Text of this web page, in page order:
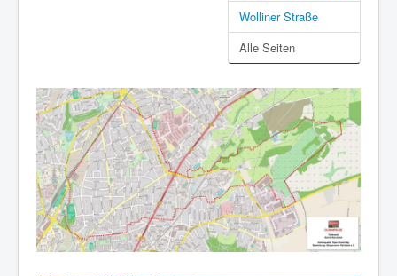
Wolliner Straße
Alle Seiten